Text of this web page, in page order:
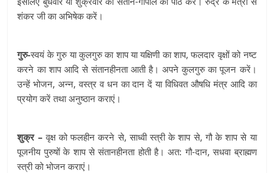
शंकर जी का अभिषेक करें।
गुरु-स्वयं के गुरु या कुलगुरु का शाप या यक्षिणी का शाप, फलदार वृक्षों को नष्ट
करने का शाप आदि से संतानहीनता आती है। अपने कुलगुरु का पूजन करें।
उन्हें भोजन, अन्न, वस्त्र व धन का दान दें या विधिवत औषधि मंत्र आदि का
प्रयोग करें तथा अनुष्ठान कराएं।
शुक्र – वृक्ष को फलहीन करने से, साध्वी स्त्री के शाप से, गौ के शाप से या
पूजनीय पुरुषों के शाप से संतानहीनता होती है। अत: गौ-दान, सधवा ब्राह्मण
स्त्री को भोजन कराएं।